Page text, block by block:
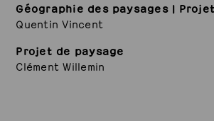
Géographie des paysages |
Quentin Vincent
Projet de paysage
Clément Willemin